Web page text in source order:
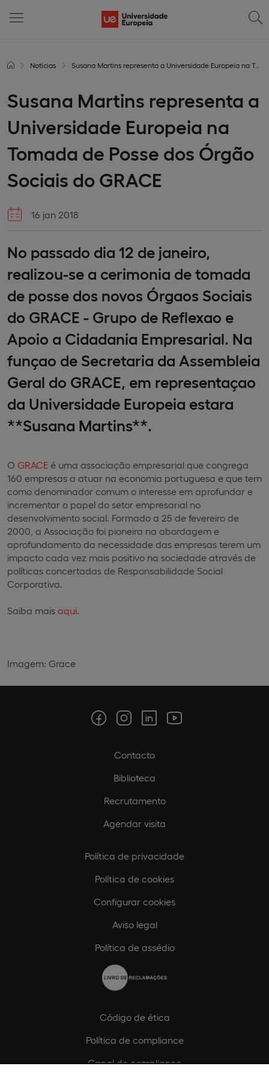
Notícias Susana Martins representa a Universidade Europeia na Tomada de Posse dos Órgão Sociais do GRACE
Susana Martins representa a
Universidade Europeia na
Tomada de Posse dos Órgão
Sociais do GRACE
16 jan 2018
No passado dia 12 de janeiro,
realizou-se a cerimonia de tomada
de posse dos novos Órgaos Sociais
do GRACE - Grupo de Reflexao e
Apoio a Cidadania Empresarial. Na
funçao de Secretaria da Assembleia
Geral do GRACE, em representaçao
da Universidade Europeia estara
**Susana Martins**.
O GRACE é uma associação empresarial que congrega
160 empresas a atuar na economia portuguesa e que tem
como denominador comum o interesse em aprofundar e
incrementar o papel do setor empresarial no
desenvolvimento social. Formado a 25 de fevereiro de
2000, a Associação foi pioneira na abordagem e
aprofundamento da necessidade das empresas terem um
impacto cada vez mais positivo na sociedade através de
políticas concertadas de Responsabilidade Social
Corporativa.
Saiba mais aqui.
Imagem: Grace
Contacto
Biblioteca
Recrutamento
Agendar visita
Política de privacidade
Política de cookies
Configurar cookies
Aviso legal
Política de assédio
Código de ética
Política de compliance
Canal de compliance